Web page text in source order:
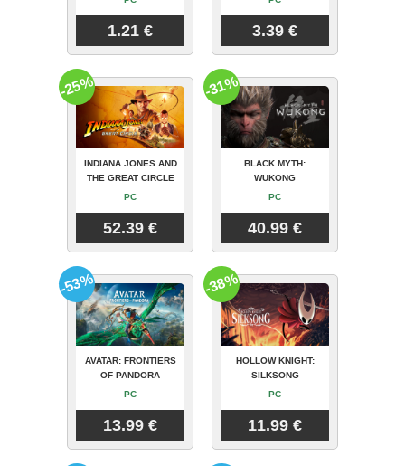
1.21 € 3.39 €
INDIANA JONES AND
THE GREAT CIRCLE
PC
52.39 €
-25%
BLACK MYTH:
WUKONG
PC
40.99 €
-31%
AVATAR: FRONTIERS
OF PANDORA
PC
13.99 €
-53%
HOLLOW KNIGHT:
SILKSONG
PC
11.99 €
-38%